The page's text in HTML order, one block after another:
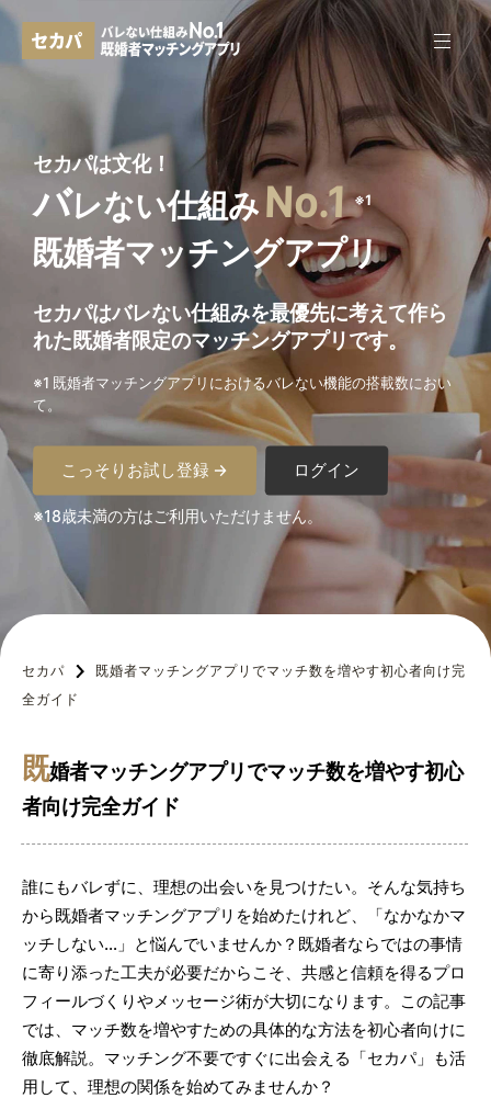
セカパは文化！
バレない仕組みNo.1 ※1
既婚者マッチングアプリ
セカパはバレない仕組みを最優先に考えて作ら
れた既婚者限定のマッチングアプリです。
※1 既婚者マッチングアプリにおけるバレない機能の搭載数におい
て。
こっそりお試し登録 → ログイン
※18歳未満の方はご利用いただけません。
セカパ
既婚者マッチングアプリでマッチ数を増やす初心者向け完
全ガイド
既婚者マッチングアプリでマッチ数を増やす初心
者向け完全ガイド
誰にもバレずに、理想の出会いを見つけたい。そんな気持ち
から既婚者マッチングアプリを始めたけれど、「なかなかマ
ッチしない…」と悩んでいませんか？既婚者ならではの事情
に寄り添った工夫が必要だからこそ、共感と信頼を得るプロ
フィールづくりやメッセージ術が大切になります。この記事
では、マッチ数を増やすための具体的な方法を初心者向けに
徹底解説。マッチング不要ですぐに出会える「セカパ」も活
用して、理想の関係を始めてみませんか？